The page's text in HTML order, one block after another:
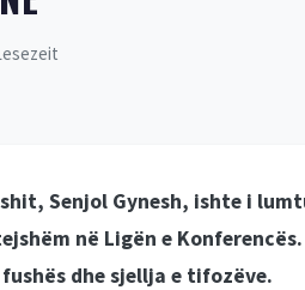
Senjol Gynesh, ishte i
në Ligën e
dhe sjellja e tifozëve.